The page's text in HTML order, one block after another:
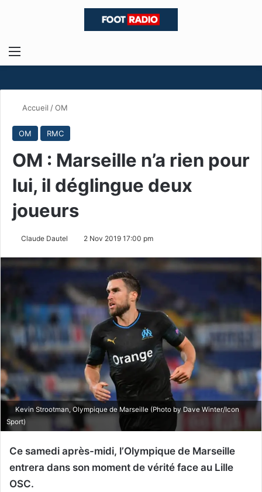
Menu
Accueil /OM
OM RMC
OM : Marseille n’a rien pour
lui, il déglingue deux
joueurs
Claude Dautel 2 Nov 2019 17:00 pm
Kevin Strootman, Olympique de Marseille (Photo by Dave Winter/Icon
Sport)
Ce samedi après-midi, l’Olympique de Marseille
entrera dans son moment de vérité face au Lille
OSC.